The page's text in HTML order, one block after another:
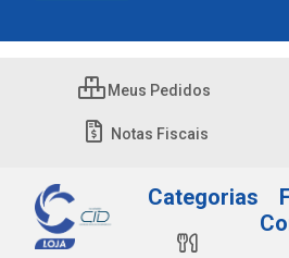
Meus Pedidos
Notas Fiscais
Categorias